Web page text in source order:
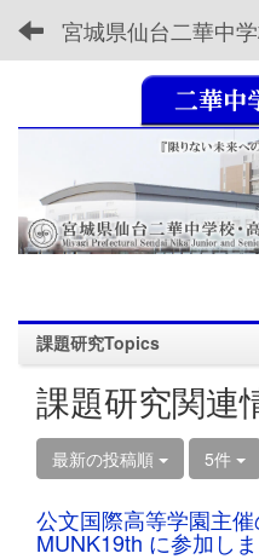
宮城県仙台二華中
課題研究Topics
課題研究関連
最新の投稿順 5件
公文国際高等学園主
MUNK19th に参加し